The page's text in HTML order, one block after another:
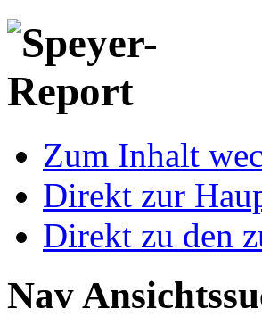
Zum Inhalt
Direkt zur
Direkt zu den
Nav